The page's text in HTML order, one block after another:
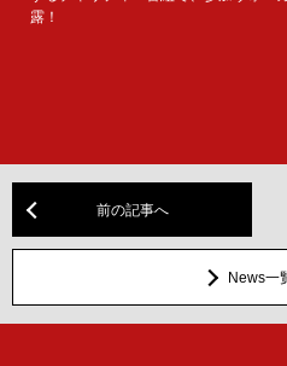
露！
前の記事へ
News一